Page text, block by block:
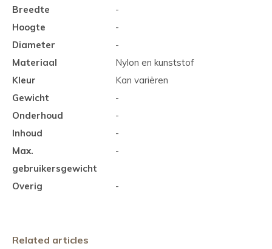
Breedte
-
Hoogte
-
Diameter
-
Materiaal
Nylon en kunststof
Kleur
Kan variëren
Gewicht
-
Onderhoud
-
Inhoud
-
Max.
gebruikersgewicht
-
Overig -
Related articles